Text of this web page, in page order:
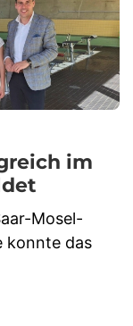
im
Mosel-
konnte das